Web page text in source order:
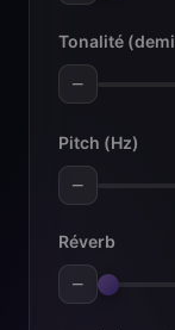
Tonalité
−
Pitch (Hz)
−
Réverb
−